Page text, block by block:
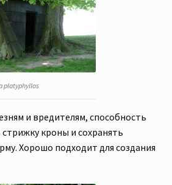
и вредителям, способность
кроны и сохранять
Хорошо подходит для создания